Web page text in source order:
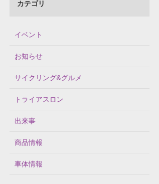
カテゴリ
イベント
お知らせ
サイクリング&グルメ
トライアスロン
出来事
商品情報
車体情報